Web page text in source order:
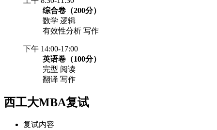
综合卷（200分）
数学 逻辑
有效性分析 写作
下午 14:00-17:00
英语卷（100分）
完型 阅读
翻译 写作
西工大MBA复试
复试内容